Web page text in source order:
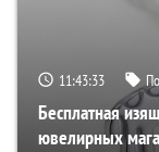
11:43:32
Бесплатная
ювелирных